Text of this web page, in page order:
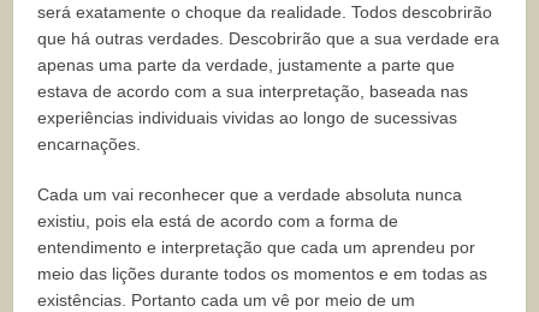
será exatamente o choque da realidade. Todos descobrirão
que há outras verdades. Descobrirão que a sua verdade era
apenas uma parte da verdade, justamente a parte que
estava de acordo com a sua interpretação, baseada nas
experiências individuais vividas ao longo de sucessivas
encarnações.
Cada um vai reconhecer que a verdade absoluta nunca
existiu, pois ela está de acordo com a forma de
entendimento e interpretação que cada um aprendeu por
meio das lições durante todos os momentos e em todas as
existências. Portanto cada um vê por meio de um